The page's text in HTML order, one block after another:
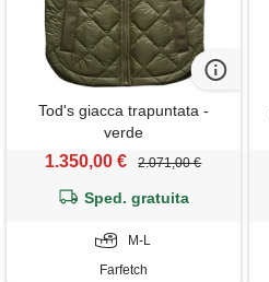
Tod's giacca trapuntata -
verde
1.350,00 € 2.071,00 €
Sped. gratuita
M-L
Farfetch